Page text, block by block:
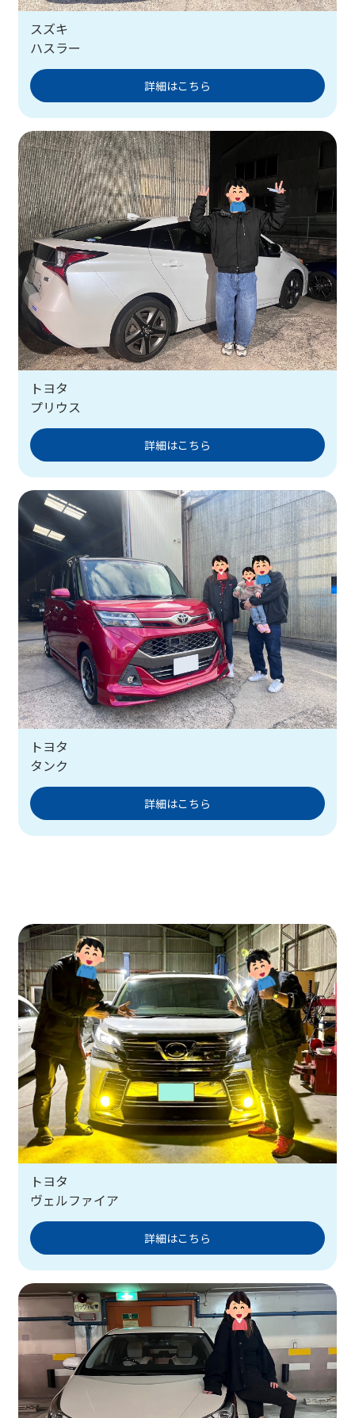
スズキ
ハスラー
詳細はこちら
トヨタ
プリウス
詳細はこちら
トヨタ
タンク
詳細はこちら
トヨタ
ヴェルファイア
詳細はこちら